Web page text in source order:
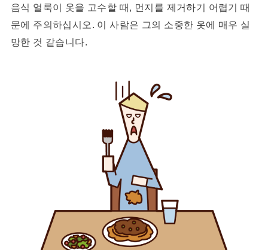
음식 얼룩이 옷을 고수할 때, 먼지를 제거하기 어렵기 때
문에 주의하십시오. 이 사람은 그의 소중한 옷에 매우 실
망한 것 같습니다.